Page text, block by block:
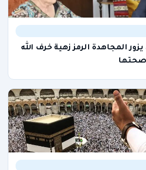
المجاهدة الرمز زهية خرف الله
صحتها